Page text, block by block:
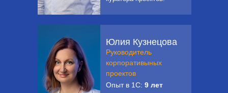
Юлия Кузнецова
Руководитель
корпоративыных
проектов
Опыт в 1С: 9 лет